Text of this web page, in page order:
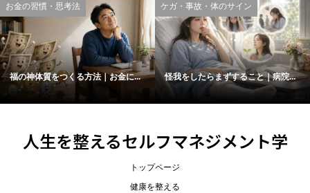
お金の習慣・思考法
福の神体質をつくる方法｜お金に...
ケガ・事故・体のサイン
怪我をしたらまずすること｜病院...
人生を整えるセルフマネジメント学
トップページ
健康を整える